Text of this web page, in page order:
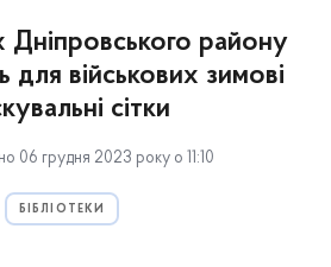
Дніпровського району
для військових зимові
сітки
06 грудня 2023 року о 11:10
БІБЛІОТЕКИ